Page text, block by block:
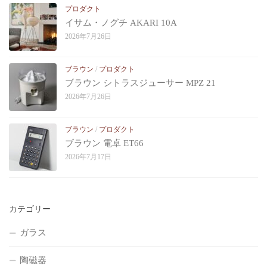
プロダクト
イサム・ノグチ AKARI 10A
2026年7月26日
ブラウン / プロダクト
ブラウン シトラスジューサー MPZ 21
2026年7月26日
ブラウン / プロダクト
ブラウン 電卓 ET66
2026年7月17日
カテゴリー
ガラス
陶磁器